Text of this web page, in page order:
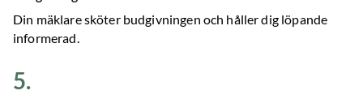
Din mäklare sköter budgivningen och håller dig löpande
informerad.
5.